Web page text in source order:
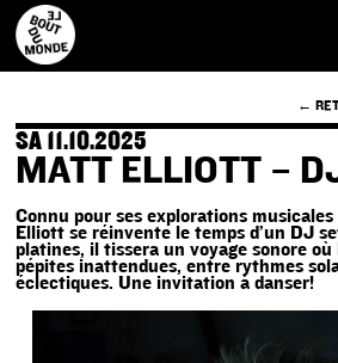
Skip
content
←
SA 11.10.2025
MATT ELLIOTT –
Connu pour ses explorations
Elliott se réinvente le temps d’un DJ
platines, il tissera un voyage sonore où
pépites inattendues, entre rythmes
éclectiques. Une invitation à danser!